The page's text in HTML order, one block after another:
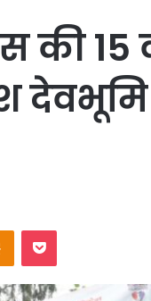
की 15
Odnoklassniki
Pocket